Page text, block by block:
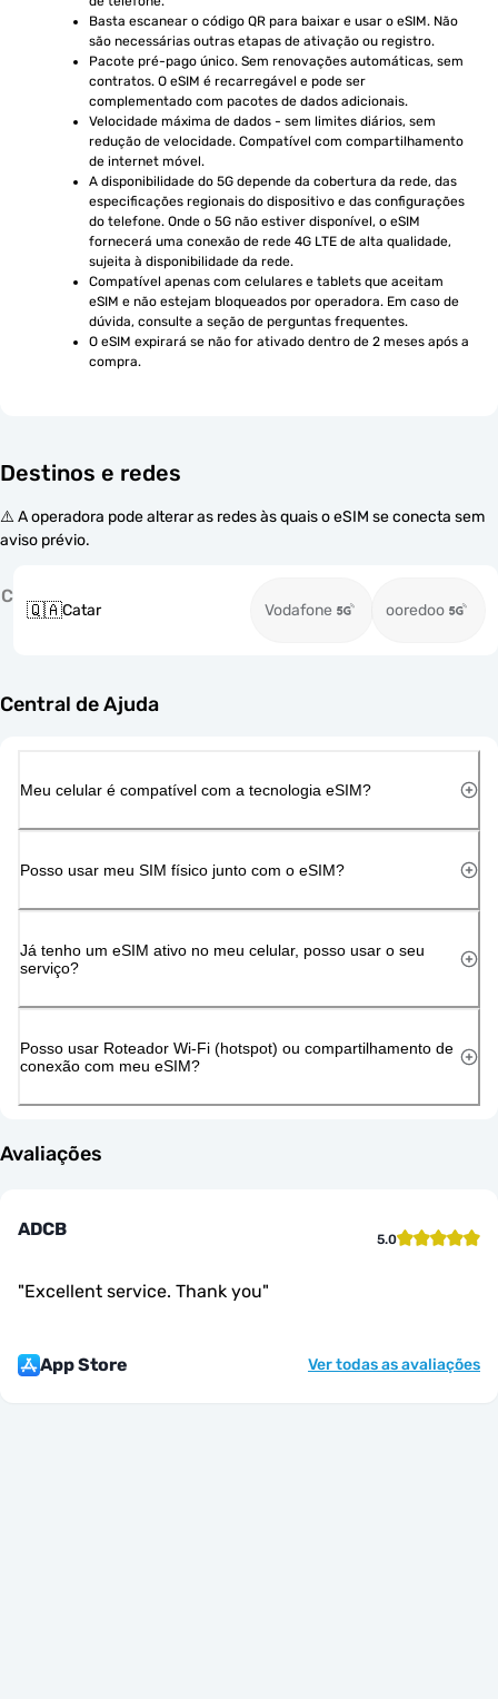
Basta escanear o código QR para baixar e usar o eSIM. Não
são necessárias outras etapas de ativação ou registro.
Pacote pré-pago único. Sem renovações automáticas, sem
contratos. O eSIM é recarregável e pode ser
complementado com pacotes de dados adicionais.
Velocidade máxima de dados - sem limites diários, sem
redução de velocidade. Compatível com compartilhamento
de internet móvel.
A disponibilidade do 5G depende da cobertura da rede, das
especificações regionais do dispositivo e das configurações
do telefone. Onde o 5G não estiver disponível, o eSIM
fornecerá uma conexão de rede 4G LTE de alta qualidade,
sujeita à disponibilidade da rede.
Compatível apenas com celulares e tablets que aceitam
eSIM e não estejam bloqueados por operadora. Em caso de
dúvida, consulte a seção de perguntas frequentes.
O eSIM expirará se não for ativado dentro de 2 meses após a
compra.
Destinos e redes
⚠️ A operadora pode alterar as redes às quais o eSIM se conecta sem
aviso prévio.
C
🇶🇦Catar Vodafone ooredoo
Central de Ajuda
Meu celular é compatível com a tecnologia eSIM?
Posso usar meu SIM físico junto com o eSIM?
Já tenho um eSIM ativo no meu celular, posso usar o seu
serviço?
Posso usar Roteador Wi-Fi (hotspot) ou compartilhamento de
conexão com meu eSIM?
Avaliações
ADCB 5.0
"Excellent service. Thank you"
App Store Ver todas as avaliações